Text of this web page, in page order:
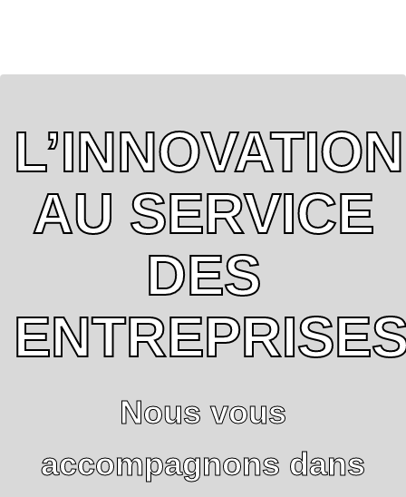
L’INNOVATION
AU SERVICE
DES
Nous vous
accompagnons dans